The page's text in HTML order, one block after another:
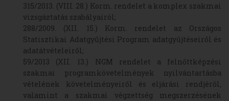
315/2013. (VIII. 28.) Korm. rendelet a komplex szakmai
vizsgáztatás szabályairól;
288/2009. (XII. 15.) Korm. rendelet az Országos
Statisztikai Adatgyűjtési Program adatgyűjtéseiről és
adatátvételeiről;
59/2013 (XII. 13.) NGM rendelet a felnőttképzési
szakmai programkövetelmények nyilvántartásba
vételének követelményeiről és eljárási rendjéről,
valamint a szakmai végzettség megszerzésének